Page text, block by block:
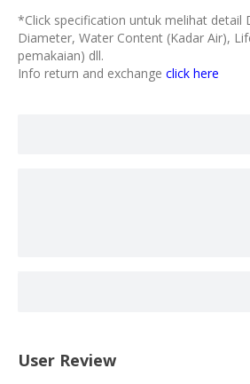
*Click specification untuk melihat detail
Diameter, Water Content (Kadar Air),
pemakaian) dll.
Info return and exchange click here
User Review